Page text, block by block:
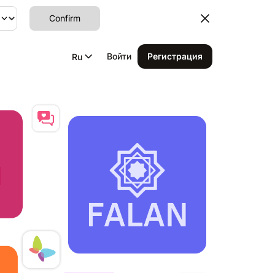
Confirm
Ru Войти Регистрация